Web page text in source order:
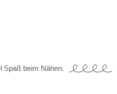
Spaß beim Nähen.